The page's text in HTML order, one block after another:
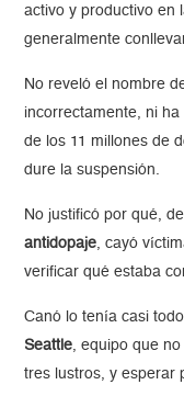
activo y productivo en
generalmente
No reveló el nombre
incorrectamente, ni
de los 11 millones de
dure la suspensión.
No justificó por qué,
antidopaje, cayó
verificar qué estaba
Canó lo tenía casi
Seattle, equipo que
tres lustros, y esperar